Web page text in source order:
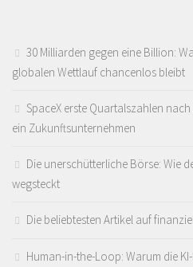
30 Milliarden gegen eine Billion:
globalen Wettlauf chancenlos bleibt
SpaceX erste Quartalszahlen
ein Zukunftsunternehmen
Die unerschütterliche Börse: Wie
wegsteckt
Die beliebtesten Artikel auf
Human-in-the-Loop: Warum die